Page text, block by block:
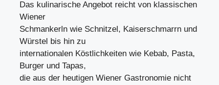
Das kulinarische Angebot reicht von klassischen
Wiener
Schmankerln wie Schnitzel, Kaiserschmarrn und
Würstel bis hin zu
internationalen Köstlichkeiten wie Kebab, Pasta,
Burger und Tapas,
die aus der heutigen Wiener Gastronomie nicht